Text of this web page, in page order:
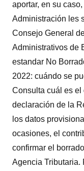
aportar, en su
Administración les
Consejo General
Administrativos de
estandar No
2022: cuándo se
Consulta cuál es el
declaración de la
los datos
ocasiones, el
confirmar el
Agencia Tributaria.